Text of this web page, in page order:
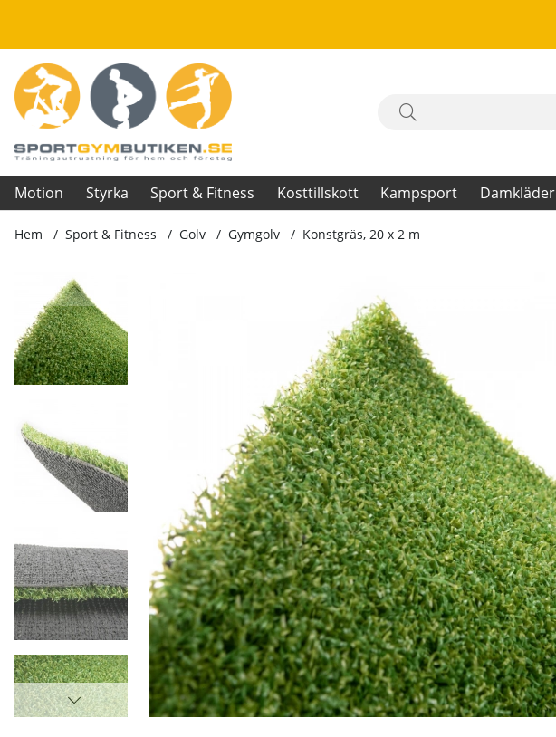
Motion Styrka Sport & Fitness Kosttillskott Kampsport Damkläder
Hem Sport & Fitness Golv Gymgolv Konstgräs, 20 x 2 m
Produktbilder Konstgräs, 20 x 2 m